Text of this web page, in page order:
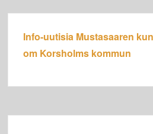
Info-uutisia Mustasaaren
om Korsholms kommun